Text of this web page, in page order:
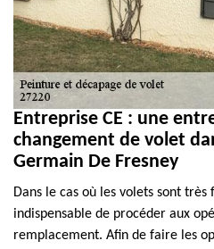
Entreprise CE : une
changement de volet
Germain De Fresney
Dans le cas où les volets sont
indispensable de procéder aux
remplacement. Afin de faire les